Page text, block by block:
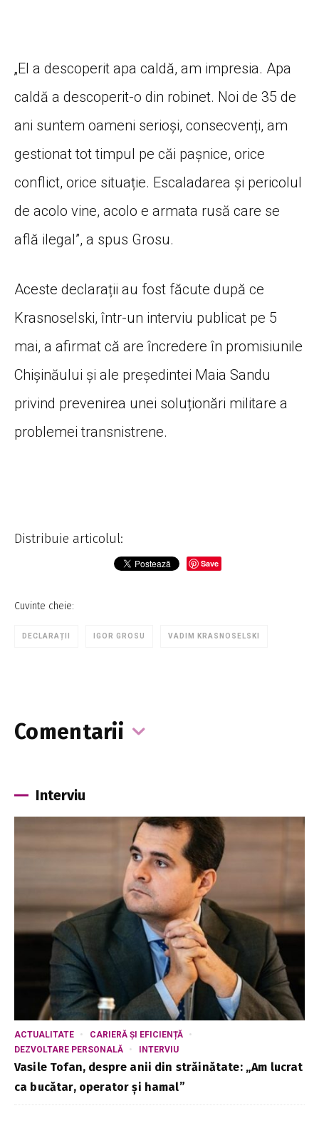
„El a descoperit apa caldă, am impresia. Apa
caldă a descoperit-o din robinet. Noi de 35 de
ani suntem oameni serioși, consecvenți, am
gestionat tot timpul pe căi pașnice, orice
conflict, orice situație. Escaladarea și pericolul
de acolo vine, acolo e armata rusă care se
află ilegal”, a spus Grosu.
Aceste declarații au fost făcute după ce
Krasnoselski, într-un interviu publicat pe 5
mai, a afirmat că are încredere în promisiunile
Chișinăului și ale președintei Maia Sandu
privind prevenirea unei soluționări militare a
problemei transnistrene.
Distribuie articolul:
Save
Cuvinte cheie:
DECLARAȚII IGOR GROSU VADIM KRASNOSELSKI
Comentarii
Interviu
ACTUALITATE
CARIERĂ ȘI EFICIENȚĂ
DEZVOLTARE PERSONALĂ
INTERVIU
Vasile Tofan, despre anii din străinătate: „Am lucrat
ca bucătar, operator și hamal”